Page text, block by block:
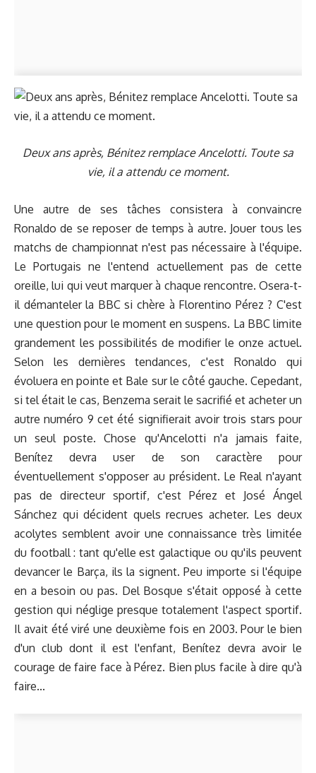
Deux ans après, Bénitez remplace Ancelotti. Toute sa
vie, il a attendu ce moment.
Une autre de ses tâches consistera à convaincre
Ronaldo de se reposer de temps à autre. Jouer tous les
matchs de championnat n'est pas nécessaire à l'équipe.
Le Portugais ne l'entend actuellement pas de cette
oreille, lui qui veut marquer à chaque rencontre. Osera-t-
il démanteler la BBC si chère à Florentino Pérez ? C'est
une question pour le moment en suspens. La BBC limite
grandement les possibilités de modifier le onze actuel.
Selon les dernières tendances, c'est Ronaldo qui
évoluera en pointe et Bale sur le côté gauche. Cepedant,
si tel était le cas, Benzema serait le sacrifié et acheter un
autre numéro 9 cet été signifierait avoir trois stars pour
un seul poste. Chose qu'Ancelotti n'a jamais faite,
Benítez devra user de son caractère pour
éventuellement s'opposer au président. Le Real n'ayant
pas de directeur sportif, c'est Pérez et José Ángel
Sánchez qui décident quels recrues acheter. Les deux
acolytes semblent avoir une connaissance très limitée
du football : tant qu'elle est galactique ou qu'ils peuvent
devancer le Barça, ils la signent. Peu importe si l'équipe
en a besoin ou pas. Del Bosque s'était opposé à cette
gestion qui néglige presque totalement l'aspect sportif.
Il avait été viré une deuxième fois en 2003. Pour le bien
d'un clubdont il est l'enfant, Benítez devra avoir le
courage de faire face à Pérez. Bien plus facile à dire qu'à
faire...